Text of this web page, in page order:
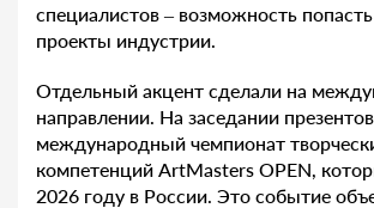
специалистов – возможность
проекты индустрии.
Отдельный акцент сделали на
направлении. На заседании
международный чемпионат
компетенций ArtMasters OPEN,
2026 году в России. Это событие